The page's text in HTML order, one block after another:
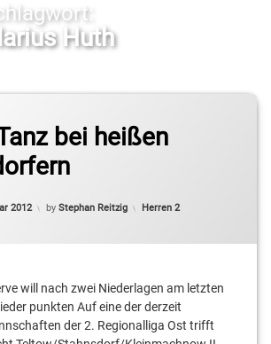
Huth
bei heißen
2012 by Stephan Reitzig Categories:
Herren 2
will nach zwei Niederlagen am letzten
punkten Auf eine der derzeit
der 2. Regionalliga Ost trifft